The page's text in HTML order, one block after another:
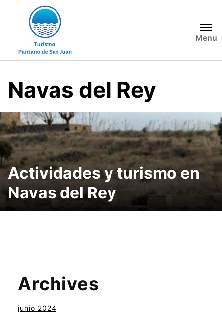
o
n
t
e
n
Menu
Navas del Rey
Actividades y turismo en
Navas del Rey
Archives
junio 2024